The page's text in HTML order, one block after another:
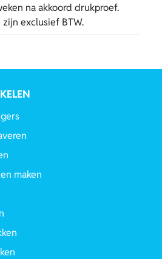
na akkoord drukproef.
exclusief BTW.
maken